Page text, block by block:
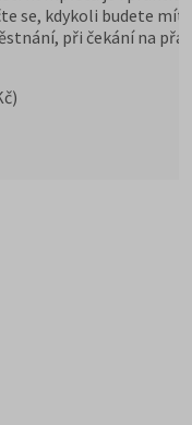
se, kdykoli budete mít
při čekání na